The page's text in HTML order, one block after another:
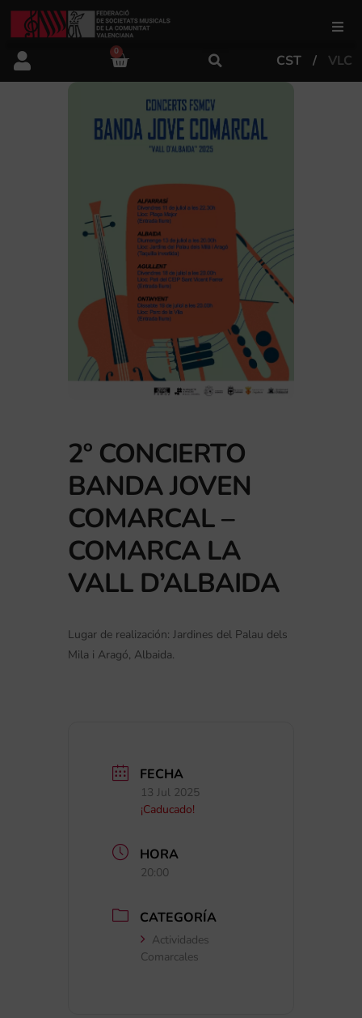
FSMCV
Áreas de gestión
Área artística
0
CST VLC
2º CONCIERTO
BANDA JOVEN
COMARCAL –
COMARCA LA
VALL D’ALBAIDA
Lugar de realización: Jardines del Palau dels
Mila i Aragó, Albaida.
FECHA
13 Jul 2025
¡Caducado!
HORA
20:00
CATEGORÍA
Actividades
Comarcales